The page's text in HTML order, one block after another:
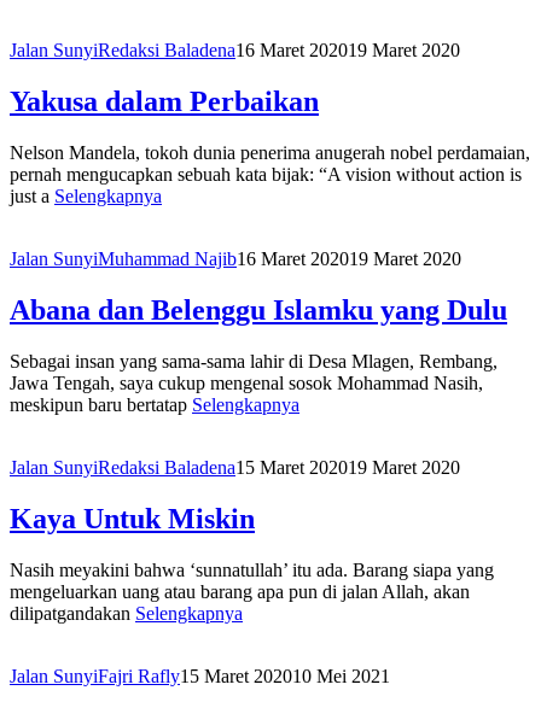
Jalan SunyiRedaksi Baladena16 Maret 202019 Maret 2020
Yakusa dalam Perbaikan
Nelson Mandela, tokoh dunia penerima anugerah nobel perdamaian,
pernah mengucapkan sebuah kata bijak: “A vision without action is
just a Selengkapnya
Jalan SunyiMuhammad Najib16 Maret 202019 Maret 2020
Abana dan Belenggu Islamku yang Dulu
Sebagai insan yang sama-sama lahir di Desa Mlagen, Rembang,
Jawa Tengah, saya cukup mengenal sosok Mohammad Nasih,
meskipun baru bertatap Selengkapnya
Jalan SunyiRedaksi Baladena15 Maret 202019 Maret 2020
Kaya Untuk Miskin
Nasih meyakini bahwa ‘sunnatullah’ itu ada. Barang siapa yang
mengeluarkan uang atau barang apa pun di jalan Allah, akan
dilipatgandakan Selengkapnya
Jalan SunyiFajri Rafly15 Maret 202010 Mei 2021